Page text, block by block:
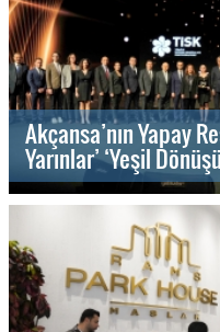
Akçansa’nın Yapay
Yarınlar’ ‘Yeşil